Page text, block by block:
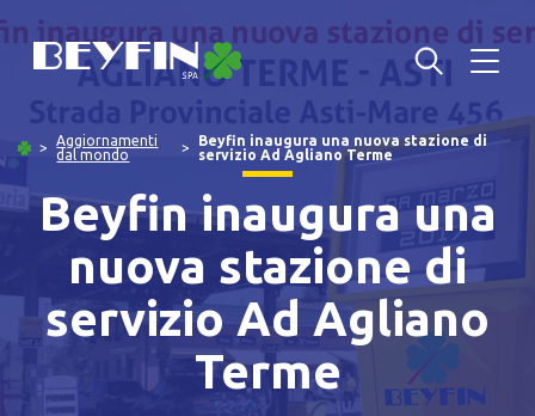
Aggiornamenti
dal mondo
Beyfin inaugura una nuova stazione di
servizio Ad Agliano Terme
Beyfin inaugura una
nuova stazione di
servizio Ad Agliano
Terme